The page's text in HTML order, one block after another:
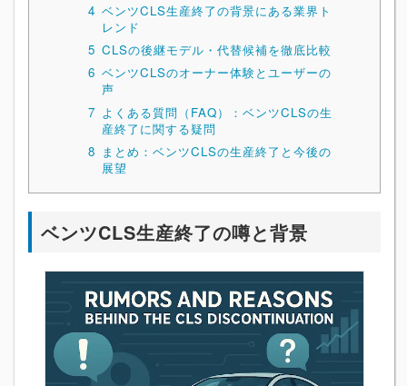
4 ベンツCLS生産終了の背景にある業界ト
レンド
5 CLSの後継モデル・代替候補を徹底比較
6 ベンツCLSのオーナー体験とユーザーの
声
7 よくある質問（FAQ）：ベンツCLSの生
産終了に関する疑問
8 まとめ：ベンツCLSの生産終了と今後の
展望
ベンツCLS生産終了の噂と背景